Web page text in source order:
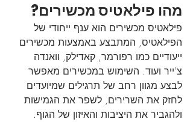
מהו פילאטיס מכשירים?
פילאטיס מכשירים הוא ענף ייחודי של
הפילאטיס, המתבצע באמצעות מכשירים
ייעודיים כמו רפורמר, קאדילק, וואנדה
צ'ייר ועוד. השימוש במכשירים מאפשר
לבצע מגוון רחב של תרגילים שמיועדים
לחזק את השרירים, לשפר את הגמישות
ולהגביר את היציבות והאיזון של הגוף.